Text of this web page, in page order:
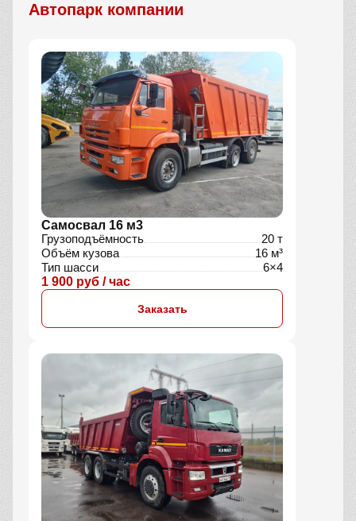
Автопарк компании
Самосвал 16 м3
Грузоподъёмность
20 т
Объём кузова
16 м³
Тип шасси
6×4
1 900 руб / час
Заказать